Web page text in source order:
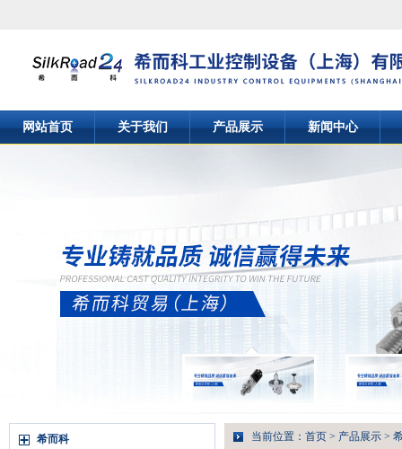
网站首页 关于我们 产品展示 新闻中心
希而科 当前位置： 首页 > 产品展示 >